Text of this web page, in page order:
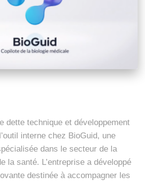
dette technique et développement
interne chez BioGuid, une
dans le secteur de la
la santé. L’entreprise a développé
destinée à accompagner les